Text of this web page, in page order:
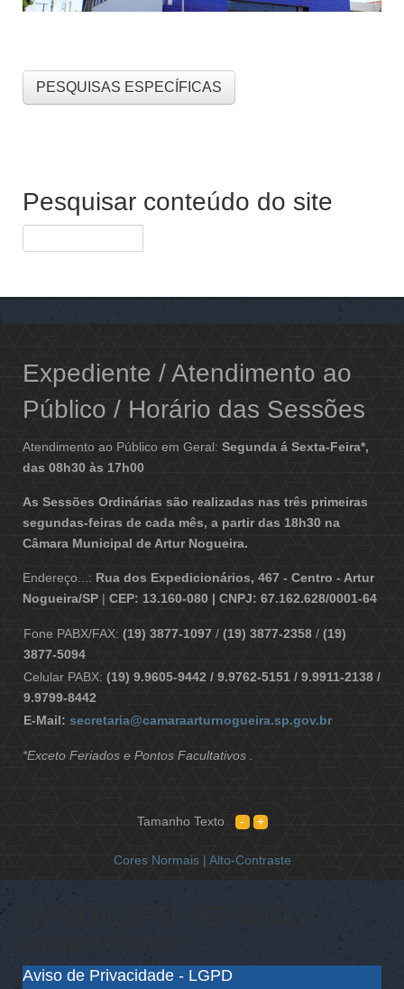
PESQUISAS ESPECÍFICAS
Pesquisar conteúdo do site
Expediente / Atendimento ao
Público / Horário das Sessões
Atendimento ao Público em Geral: Segunda á Sexta-Feira*,
das 08h30 às 17h00
As Sessões Ordinárias são realizadas nas três primeiras
segundas-feiras de cada mês, a partir das 18h30 na
Câmara Municipal de Artur Nogueira.
Endereço...: Rua dos Expedicionários, 467 - Centro - Artur
Nogueira/SP | CEP: 13.160-080 | CNPJ: 67.162.628/0001-64
Fone PABX/FAX: (19) 3877-1097 / (19) 3877-2358 / (19)
3877-5094
Celular PABX: (19) 9.9605-9442 / 9.9762-5151 / 9.9911-2138 /
9.9799-8442
E-Mail: secretaria@camaraarturnogueira.sp.gov.br
*Exceto Feriados e Pontos Facultativos .
Tamanho Texto
Cores Normais | Alto-Contraste
AVISO LGPD - EB Sticky
Cookie Notice
Aviso de Privacidade - LGPD